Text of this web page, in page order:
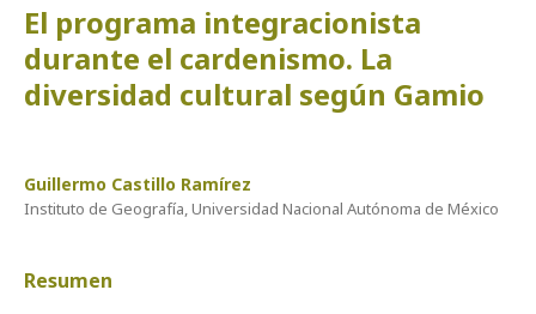
El programa integracionista
durante el cardenismo. La
diversidad cultural según Gamio
Guillermo Castillo Ramírez
Instituto de Geografía, Universidad Nacional Autónoma de México
Resumen